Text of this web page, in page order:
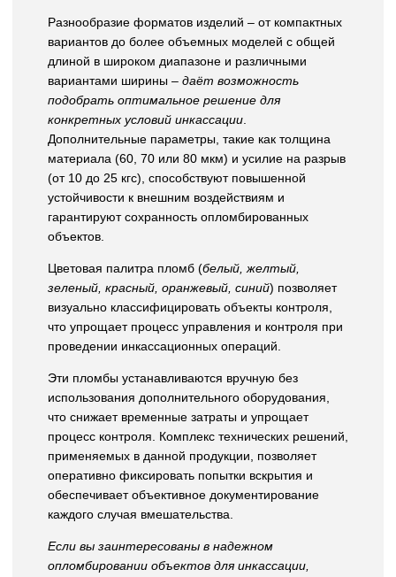
Разнообразие форматов изделий – от компактных
вариантов до более объемных моделей с общей
длиной в широком диапазоне и различными
вариантами ширины – даёт возможность
подобрать оптимальное решение для
конкретных условий инкассации.
Дополнительные параметры, такие как толщина
материала (60, 70 или 80 мкм) и усилие на разрыв
(от 10 до 25 кгс), способствуют повышенной
устойчивости к внешним воздействиям и
гарантируют сохранность опломбированных
объектов.
Цветовая палитра пломб (белый, желтый,
зеленый, красный, оранжевый, синий) позволяет
визуально классифицировать объекты контроля,
что упрощает процесс управления и контроля при
проведении инкассационных операций.
Эти пломбы устанавливаются вручную без
использования дополнительного оборудования,
что снижает временные затраты и упрощает
процесс контроля. Комплекс технических решений,
применяемых в данной продукции, позволяет
оперативно фиксировать попытки вскрытия и
обеспечивает объективное документирование
каждого случая вмешательства.
Если вы заинтересованы в надежном
опломбировании объектов для инкассации,